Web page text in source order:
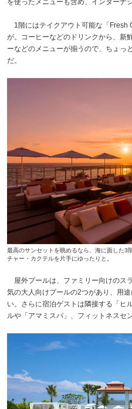
を使ったメニューも含め、インターナ
1階にはテイクアウト可能な「Fresh
が。コーヒーなどのドリンクから、新
ーなどのメニューが揃うので、ちょっ
だ。
最高のサンセットを眺めるなら、海に面した3
チャー・カクテルを片手にゆったりと。
屋外プールは、ファミリー向けのス
気の大人向けプールの2つがあり、用
い。さらに宿泊ゲストは隣接する「ヒ
ルや「アマミスパ」、フィットネスセ